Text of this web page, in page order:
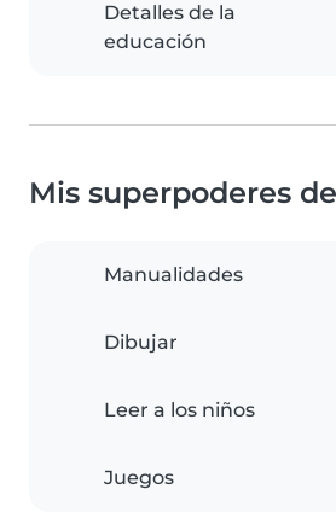
Detalles de la
educación
Mis superpoderes
Manualidades
Dibujar
Leer a los niños
Juegos